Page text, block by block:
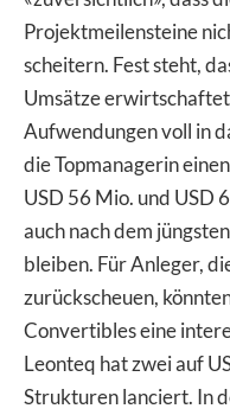
Projektmeilensteine
scheitern. Fest steht,
Umsätze
Aufwendungen voll in
die Topmanagerin
USD 56 Mio. und USD
auch nach dem
bleiben. Für Anleger,
zurückscheuen,
Convertibles eine
Leonteq hat zwei auf
Strukturen lanciert. In